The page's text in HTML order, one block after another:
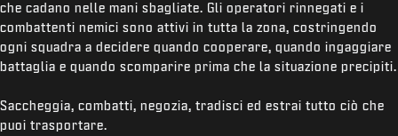
che cadano nelle mani sbagliate. Gli operatori rinnegati e i
combattenti nemici sono attivi in tutta la zona, costringendo
ogni squadra a decidere quando cooperare, quando ingaggiare
battaglia e quando scomparire prima che la situazione precipiti.
Saccheggia, combatti, negozia, tradisci ed estrai tutto ciò che
puoi trasportare.